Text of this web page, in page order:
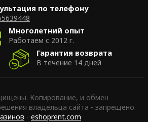
по телефону
Многолетний опыт
Работаем с 2012 г.
Гарантия возврата
В течение 14 дней
Копирование, и обмен
владельца сайта - запрещено.
- eshoprent.com